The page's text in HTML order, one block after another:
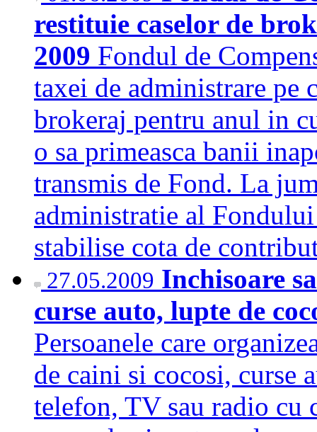
restituie caselor de
2009 Fondul de
taxei de administrare pe
brokeraj pentru anul in
o sa primeasca banii
transmis de Fond. La
administratie al
stabilise cota de
27.05.2009 Inchisoare
curse auto, lupte de
Persoanele care
de caini si cocosi, curse
telefon, TV sau radio cu